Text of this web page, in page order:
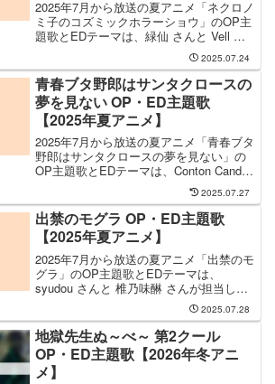
2025年7月から放送の夏アニメ「ネクロノ
ミ子のコズミックホラーショウ」のOP主
題歌とEDテーマは、緑仙 さんと Vell さ
んが担当します。OP主題歌を手掛けるの
は 緑仙 さんで、そのOP主題歌のタイト
ルは「確証論」になります。EDテーマ...
2025.07.24
青春ブタ野郎はサンタクロースの
夢を見ない OP・ED主題歌
【2025年夏アニメ】
2025年7月から放送の夏アニメ「青春ブタ
野郎はサンタクロースの夢を見ない」の
OP主題歌とEDテーマは、Conton Candy
さんと 広川卯月、赤城郁実、姫路紗良、
霧島透子 さんが担当します。OP主題歌
を手掛けるのは Conton Ca...
2025.07.27
出禁のモグラ OP・ED主題歌
【2025年夏アニメ】
2025年7月から放送の夏アニメ「出禁のモ
グラ」のOP主題歌とEDテーマは、
syudou さんと 椎乃味醂 さんが担当しま
す。OP主題歌の担当はsyudouさんで、曲
名は「神頼み」です。EDテーマを手掛け
るのは 椎乃味醂 さんで、そのEDテ...
2025.07.28
地獄先生ぬ～べ～ 第2クール
OP・ED主題歌【2026年冬アニ
メ】